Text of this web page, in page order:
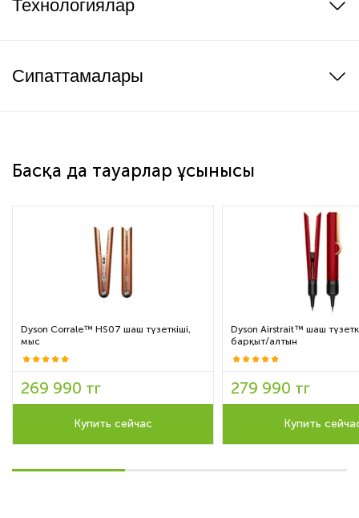
Технологиялар
Сипаттамалары
Басқа да тауарлар ұсынысы
Dyson Corrale™ HS07 шаш түзеткіші,
мыс
269 990 тг
Купить сейчас
Dyson Airstrait™ шаш
барқыт/алтын
279 990 тг
Купить